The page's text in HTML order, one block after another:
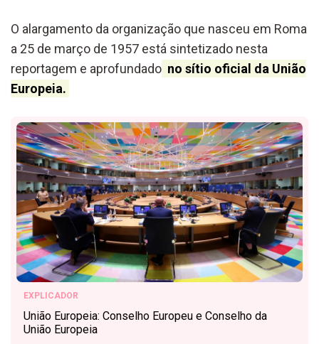
O alargamento da organização que nasceu em Roma
a 25 de março de 1957 está sintetizado nesta
reportagem e aprofundado no sítio oficial da União
Europeia.
EXPLICADOR
União Europeia: Conselho Europeu e Conselho da
União Europeia